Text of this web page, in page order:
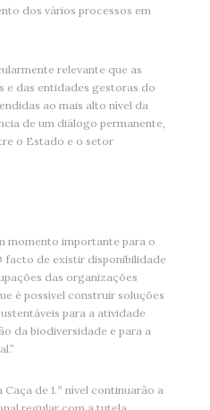
dos vários processos em
relevante que as
e das entidades gestoras do
ao mais alto nível da
de um diálogo permanente,
o Estado e o setor
momento importante para o
facto de existir disponibilidade
das organizações
é possível construir soluções
para a atividade
da biodiversidade e para a
de 1.º nível continuarão a